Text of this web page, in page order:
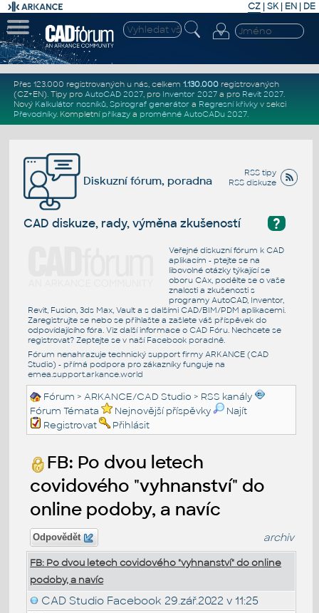
CZ | SK| EN | DE
Přes 123.000 registrovaných u nás, celkem 1.130.000registrovaných
(CZ+EN). Tipy pro AutoCAD 2027, pro Inventor 2027a pro Revit 2027.
Nový Kalkulátor nosníků, Spirograf generátor a Regresní křivkyv sekci
Převodníky. Kompletní příkazya proměnné AutoCADu 2027.
RSS tipy
RSS diskuze
Diskuzní fórum, poradna
?
CAD diskuze, rady, výměna zkušeností
Veřejné diskuzní fórum k CAD
aplikacím - ptejte se na
libovolné otázky týkající se
oboru CAx, podělte se o vaše
znalosti a zkušenosti s
programy AutoCAD, Inventor,
Revit, Fusion, 3ds Max, Vault a s dalšími CAD/BIM/PDM aplikacemi.
Zaregistrujte se nebo se přihlašte a zašlete váš příspěvek do
odpovídajícího fóra. Viz další informace o CAD Fóru. Nechcete se
registrovat? Zeptejte se v naší Facebook poradně.
Fórum nenahrazuje technický support firmy ARKANCE (CAD
Studio) - přímá podpora pro zákazníky funguje na
emea.support.arkance.world
Fórum >ARKANCE/CAD Studio > RSS kanály
Fórum Témata
Nejnovější příspěvky
Najít
Registrovat
Přihlásit
FB: Po dvou letech
covidového "vyhnanství" do
online podoby, a navíc
Odpovědět archiv
FB: Po dvou letech covidového "vyhnanství" do online
podoby, a navíc
CAD Studio Facebook 29.zář.2022 v 11:25